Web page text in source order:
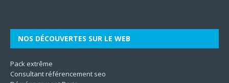
NOS DÉCOUVERTES SUR LE WEB
Pack extrême
Consultant référencement seo